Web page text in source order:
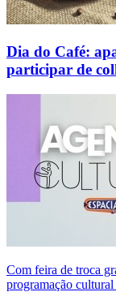
Dia do Café:
participar de
Com feira de troca
programação